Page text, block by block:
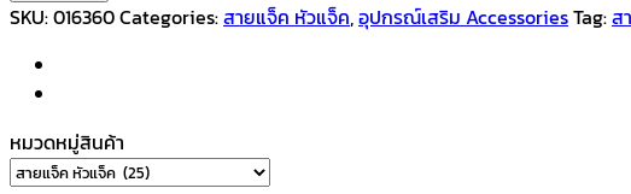
SKU:016360Categories:สายแจ็ค หัวแจ็ค,อุปกรณ์เสริม AccessoriesTag:ส
หมวดหมู่สินค้า